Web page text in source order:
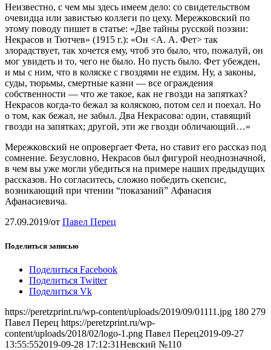
Неизвестно, с чем мы здесь имеем дело: со свидетельством
очевидца или завистью коллеги по цеху. Мережковский по
этому поводу пишет в статье: «Две тайны русской поэзии:
Некрасов и Тютчев» (1915 г.): «Он <А. А. Фет> так
злорадствует, так хочется ему, чтоб это было, что, пожалуй, он
мог увидеть и то, чего не было. Но пусть было. Фет убежден,
и мы с ним, что в коляске с гвоздями не ездим. Ну, а законы,
суды, тюрьмы, смертные казни — все ограждения
собственности — что же такое, как не гвозди на запятках?
Некрасов когда-то бежал за коляскою, потом сел и поехал. Но
о том, как бежал, не забыл. Два Некрасова: один, ставящий
гвозди на запятках; другой, эти же гвозди обличающий…»
Мережковский не опровергает Фета, но ставит его рассказ под
сомнение. Безусловно, Некрасов был фигурой неоднозначной,
в чем вы уже могли убедиться на примере наших предыдущих
рассказов. Но согласитесь, сложно победить скепсис,
возникающий при чтении “показаний” Афанасия
Афанасиевича.
27.09.2019/от Павел Перец
Поделиться записью
Поделиться Facebook
Поделиться Twitter
Поделиться Vk
https://peretzprint.ru/wp-content/uploads/2019/09/01111.jpg 180 279
Павел Перец https://peretzprint.ru/wp-
content/uploads/2018/02/logo-1.png Павел Перец2019-09-27
13:55:552019-09-28 17:12:31Невский №110